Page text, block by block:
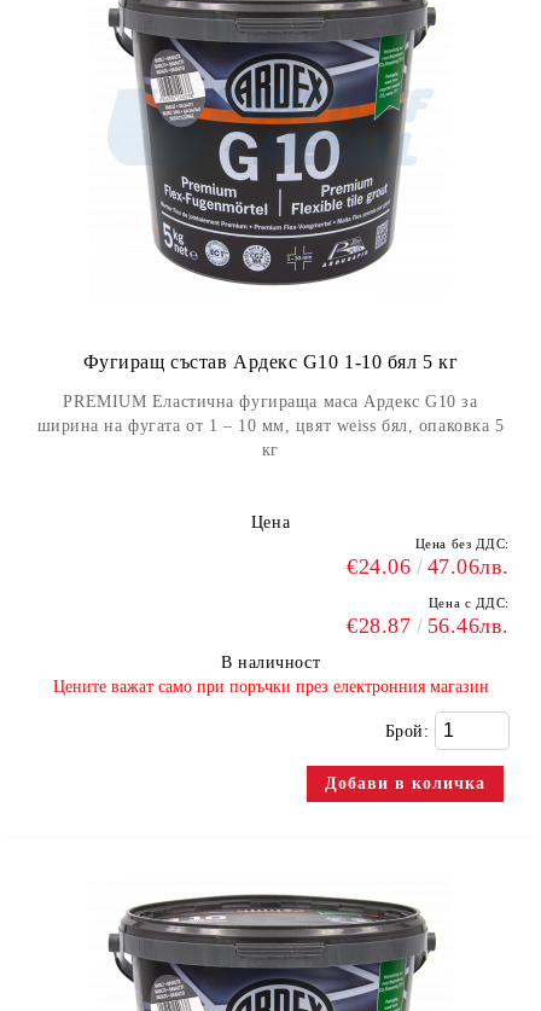
Фугиращ състав Ардекс G10 1-10 бял 5 кг
PREMIUM Еластична фугираща маса Ардекс G10 за
ширина на фугата от 1 – 10 мм, цвят weiss бял, опаковка 5
кг
Цена
Цена без ДДС:
€24.06 47.06лв.
Цена с ДДС:
€28.87 56.46лв.
В наличност
​Цените важат само при поръчки през електронния магазин
Брой: